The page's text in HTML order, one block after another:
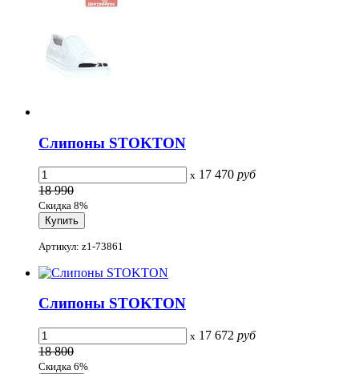
Слипоны STOKTON
x 17 470 руб
18 990
Скидка 8%
Артикул: z1-73861
Слипоны STOKTON
x 17 672 руб
18 800
Скидка 6%